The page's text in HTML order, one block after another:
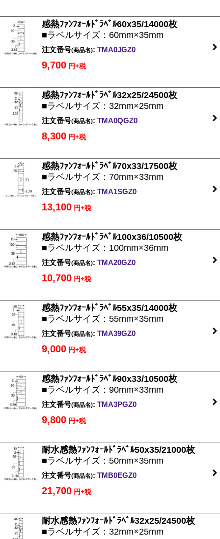
感熱ﾌｧﾝﾌｫｰﾙﾄﾞﾗﾍﾞﾙ60x35/14000枚
■ラベルサイズ：60mm×35mm
注文番号(商品名): TMA0JGZ0
9,700 円+税
感熱ﾌｧﾝﾌｫｰﾙﾄﾞﾗﾍﾞﾙ32x25/24500枚
■ラベルサイズ：32mm×25mm
注文番号(商品名): TMA0QGZ0
8,300 円+税
感熱ﾌｧﾝﾌｫｰﾙﾄﾞﾗﾍﾞﾙ70x33/17500枚
■ラベルサイズ：70mm×33mm
注文番号(商品名): TMA1SGZ0
13,100 円+税
感熱ﾌｧﾝﾌｫｰﾙﾄﾞﾗﾍﾞﾙ100x36/10500枚
■ラベルサイズ：100mm×36mm
注文番号(商品名): TMA20GZ0
10,700 円+税
感熱ﾌｧﾝﾌｫｰﾙﾄﾞﾗﾍﾞﾙ55x35/14000枚
■ラベルサイズ：55mm×35mm
注文番号(商品名): TMA39GZ0
9,000 円+税
感熱ﾌｧﾝﾌｫｰﾙﾄﾞﾗﾍﾞﾙ90x33/10500枚
■ラベルサイズ：90mm×33mm
注文番号(商品名): TMA3PGZ0
9,800 円+税
耐水感熱ﾌｧﾝﾌｫｰﾙﾄﾞﾗﾍﾞﾙ50x35/21000枚
■ラベルサイズ：50mm×35mm
注文番号(商品名): TMB0EGZ0
21,700 円+税
耐水感熱ﾌｧﾝﾌｫｰﾙﾄﾞﾗﾍﾞﾙ32x25/24500枚
■ラベルサイズ：32mm×25mm